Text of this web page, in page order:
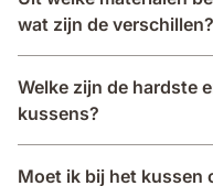
wat zijn de verschillen?
Welke zijn de hardste
kussens?
Moet ik bij het kussen